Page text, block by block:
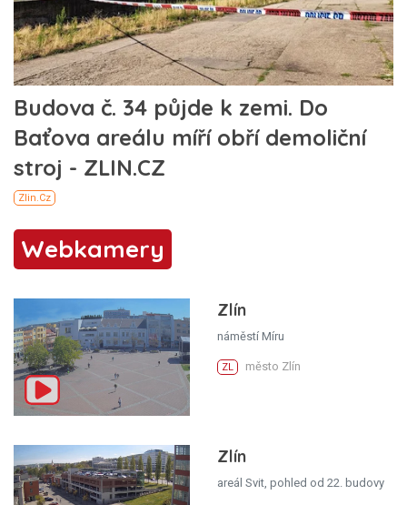
Webkamery
Zlín
náměstí Míru
ZL město Zlín
Zlín
areál Svit, pohled od 22. budovy